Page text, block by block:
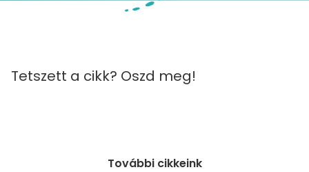
Tetszett a cikk? Oszd meg!
További cikkeink